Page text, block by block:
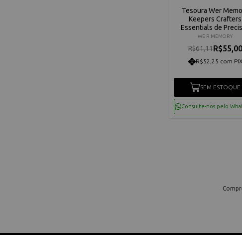
Tesoura Wer
Keepers Crafters
Essentials de
70939-8
WE R MEMORY
R$61,11R$55,00
R$52,25 com PIX
SEM ESTOQUE
Consulte-nos pelo